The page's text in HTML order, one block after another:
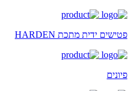
פטישים ידית מתכת HARDEN
פיונים